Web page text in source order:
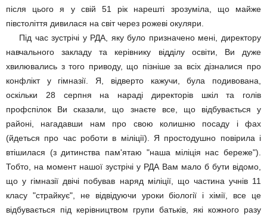
після цього я у свій 51 рік нарешті зрозуміла, що майже
півстоліття дивилася на світ через рожеві окуляри.
Під час зустрічі у РДА, яку було призначено мені, директору
навчального закладу та керівнику відділу освіти, Ви дуже
хвилювались з того приводу, що пізніше за всіх дізналися про
конфлікт у гімназії. Я, відверто кажучи, була подивована,
оскільки 28 серпня на нараді директорів шкіл та голів
профспілок Ви сказали, що знаєте все, що відбувається у
районі, нагадавши нам про свою колишню посаду і фах
(йдеться про час роботи в міліції). Я простодушно повірила і
втішилася (з дитинства пам'ятаю "наша міліція нас береже").
Тобто, на момент нашої зустрічі у РДА Вам мало б бути відомо,
що у гімназії двічі побував наряд міліції, що частина учнів 11
класу "страйкує", не відвідуючи уроки біології і хімії, все це
відбувається під керівництвом групи батьків, які кожного разу